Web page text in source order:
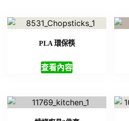
PLA 環保筷
查看內容